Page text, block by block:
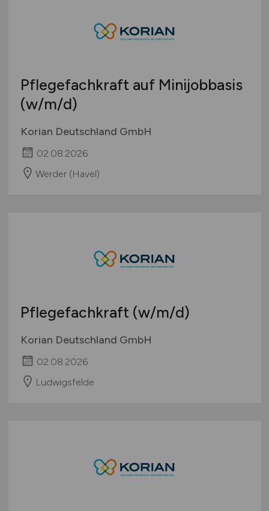
Pflegefachkraft auf Minijobbasis
(w/m/d)
Korian Deutschland GmbH
02.08.2026
Werder (Havel)
Pflegefachkraft (w/m/d)
Korian Deutschland GmbH
02.08.2026
Ludwigsfelde